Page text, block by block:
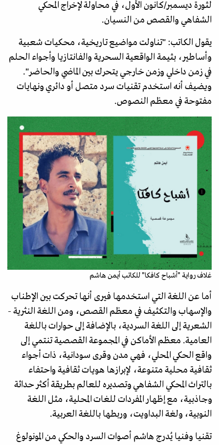
لثورة ديسمبر/كانون الأول، في محاولة لإخراج المحكي
الشفاهي والقصص من النسيان.
يقول الكاتب: "تناولت مواضيع تاريخية، محكيات شعبية
وأساطير، بثيمة الواقعية السحرية والفانتازيا وأجواء الحلم
في زمن داخلي وزمن خارجي يتحرك بين الماضي والحاضر".
ويضيف أنه استخدم تقنيات سرد متصل أو دائري ونهايات
مفتوحة في معظم النصوص.
غلاف رواية "أشباح كافكا" للكاتب أيمن هاشم
أما عن اللغة التي استخدمها فيرى أنها تحركت بين الإطناب
والإسهاب والتكثيف في معظم القصص، ومن اللغة النثرية -
الشعرية إلى اللغة السردية، بالإضافة إلى حوارات باللغة
العامية. معظم الأماكن في المجموعة القصصية تنتمي إلى
واقع الحكي المحلي، فهي مدن وقرى سودانية، ذات أجواء
ثقافية محلية متنوعة، لإبرازها هويات ثقافية واحتفاء
بالتراث المحكي الشفاهي وتصديره للعالم بطريقة أكثر حداثة
وجاذبية، مع إظهار المفردات للغات المحلية، مثل اللغة
النوبية، ولغة البداويت، وربطها باللغة العربية.
تقنيا وفنيا يُدرج هاشم أصوات السرد والحكي من المونولوغ